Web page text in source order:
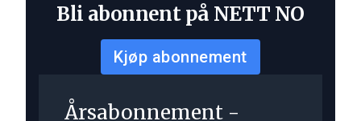
Bli abonnent på NETT NO
Kjøp abonnement
Årsabonnement -